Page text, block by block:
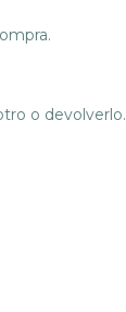
o devolverlo.